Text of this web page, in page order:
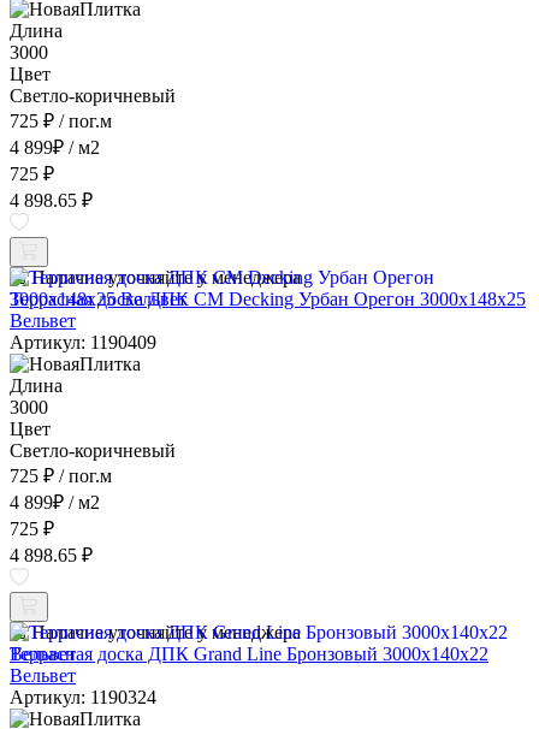
Длина
3000
Цвет
Светло-коричневый
725 ₽ / пог.м
4 899₽ / м2
725 ₽
4 898.65 ₽
Наличие уточняйте у менеджера
Террасная доска ДПК CM Decking Урбан Орегон 3000x148x25
Вельвет
Артикул: 1190409
Длина
3000
Цвет
Светло-коричневый
725 ₽ / пог.м
4 899₽ / м2
725 ₽
4 898.65 ₽
Наличие уточняйте у менеджера
Террасная доска ДПК Grand Line Бронзовый 3000x140x22
Вельвет
Артикул: 1190324